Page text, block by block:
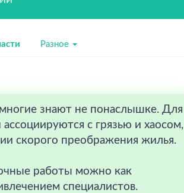
Разное
знают не понаслышке. Для
с грязью и хаосом,
скорого преображения жилья.
работы можно как
специалистов.